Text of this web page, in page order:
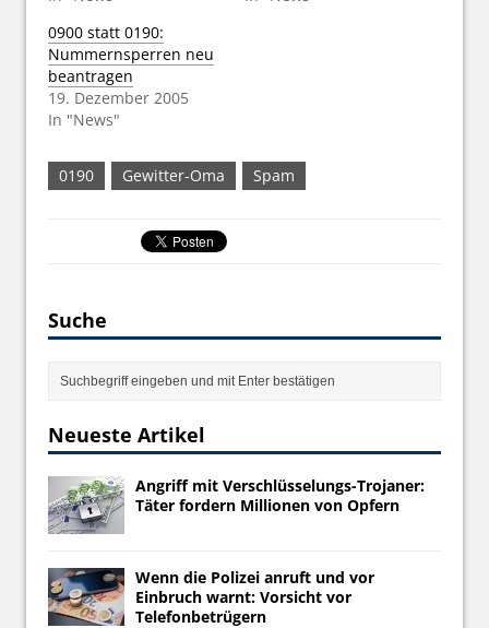
0900 statt 0190:
Nummernsperren neu
beantragen
19. Dezember 2005
In "News"
0190 Gewitter-Oma Spam
Suche
Neueste Artikel
Angriff mit Verschlüsselungs-Trojaner:
Täter fordern Millionen von Opfern
Wenn die Polizei anruft und vor
Einbruch warnt: Vorsicht vor
Telefonbetrügern